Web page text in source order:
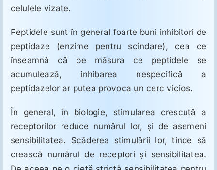
Antipsihiatrie
Antropologie
Proză utilă
celulele vizate.
Peptidele sunt în general foarte buni inhibitori de
peptidaze (enzime pentru scindare), cea ce
înseamnă că pe măsura ce peptidele se
acumulează, inhibarea nespecifică a
peptidazelor ar putea provoca un cerc vicios.
În general, în biologie, stimularea crescută a
receptorilor reduce numărul lor, şi de asemeni
sensibilitatea. Scăderea stimulării lor, tinde să
crească numărul de receptori şi sensibilitatea.